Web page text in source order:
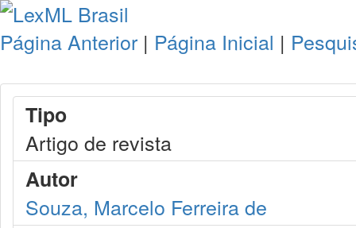
Página Anterior | Página Inicial |
Tipo
Artigo de revista
Autor
Souza, Marcelo Ferreira de